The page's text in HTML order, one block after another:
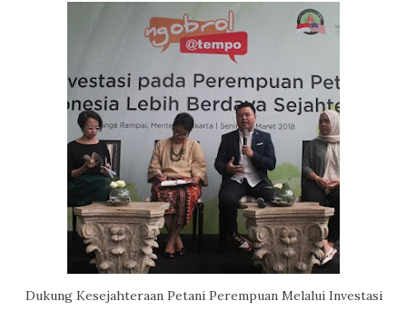
Dukung Kesejahteraan Petani Perempuan Melalui Investasi